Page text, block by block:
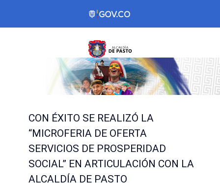
CON ÉXITO SE REALIZÓ LA
“MICROFERIA DE OFERTA
SERVICIOS DE PROSPERIDAD
SOCIAL” EN ARTICULACIÓN CON LA
ALCALDÍA DE PASTO